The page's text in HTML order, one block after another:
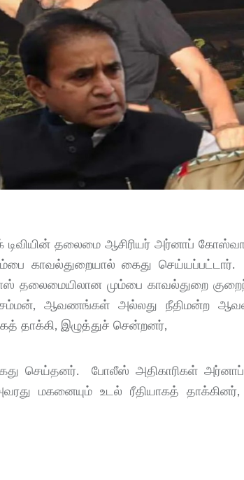
டிவியின் தலைமை ஆசிரியர் அர்னாப்
காவல்துறையால் கைது செய்யப்பட்டார்.
தலைமையிலான மும்பை காவல்துறை
சம்மன், ஆவணங்கள் அல்லது நீதிமன்ற
தாக்கி, இழுத்துச் சென்றனர்,
செய்தனர். போலீஸ் அதிகாரிகள்
மகனையும் உடல் ரீதியாகத்